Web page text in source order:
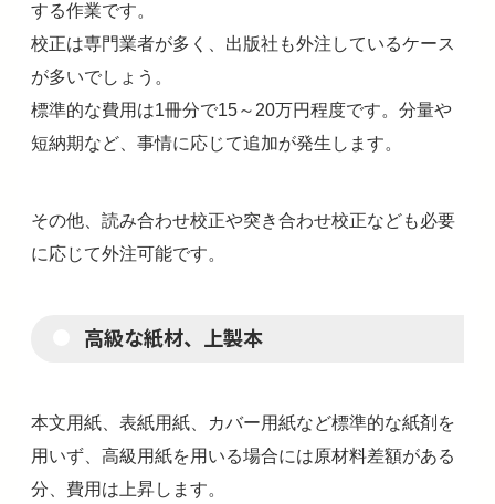
する作業です。
校正は専門業者が多く、出版社も外注しているケース
が多いでしょう。
標準的な費用は1冊分で15～20万円程度です。分量や
短納期など、事情に応じて追加が発生します。
その他、読み合わせ校正や突き合わせ校正なども必要
に応じて外注可能です。
高級な紙材、上製本
本文用紙、表紙用紙、カバー用紙など標準的な紙剤を
用いず、高級用紙を用いる場合には原材料差額がある
分、費用は上昇します。